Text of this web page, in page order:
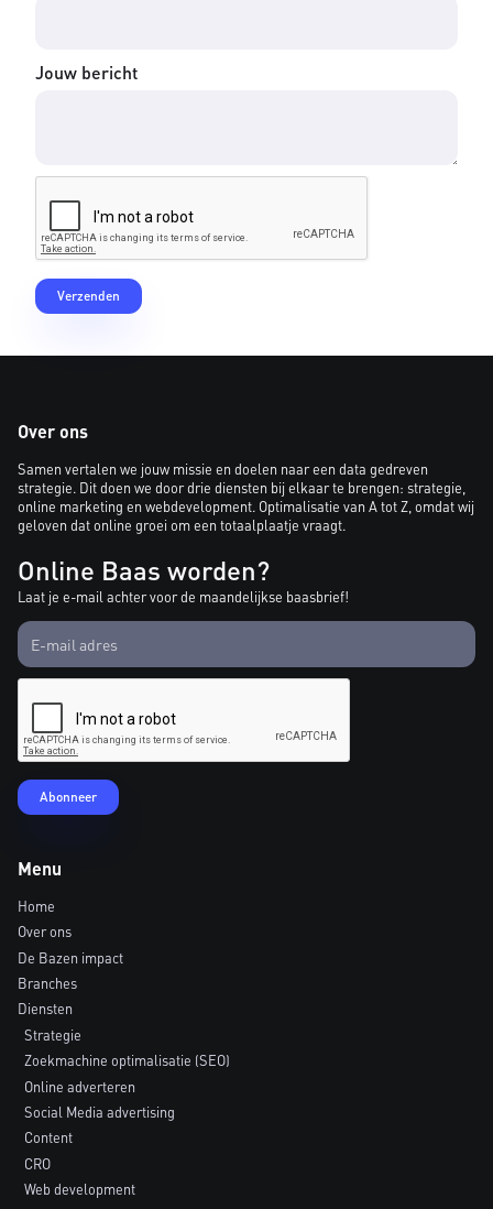
Jouw bericht
Over ons
Samen vertalen we jouw missie en doelen naar een data gedreven
strategie. Dit doen we door drie diensten bij elkaar te brengen: strategie,
online marketing en webdevelopment. Optimalisatie van A tot Z, omdat wij
geloven dat online groei om een totaalplaatje vraagt.
Online Baas worden?
Laat je e-mail achter voor de maandelijkse baasbrief!
Menu
Home
Over ons
De Bazen impact
Branches
Diensten
Strategie
Zoekmachine optimalisatie (SEO)
Online adverteren
Social Media advertising
Content
CRO
Web development